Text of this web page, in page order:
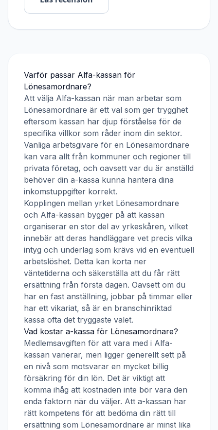
Varför passar Alfa-kassan för
Lönesamordnare?
Att välja Alfa-kassan när man arbetar som
Lönesamordnare är ett val som ger trygghet
eftersom kassan har djup förståelse för de
specifika villkor som råder inom din sektor.
Vanliga arbetsgivare för en Lönesamordnare
kan vara allt från kommuner och regioner till
privata företag, och oavsett var du är anställd
behöver din a-kassa kunna hantera dina
inkomstuppgifter korrekt.
Kopplingen mellan yrket Lönesamordnare
och Alfa-kassan bygger på att kassan
organiserar en stor del av yrkeskåren, vilket
innebär att deras handläggare vet precis vilka
intyg och underlag som krävs vid en eventuell
arbetslöshet. Detta kan korta ner
väntetiderna och säkerställa att du får rätt
ersättning från första dagen. Oavsett om du
har en fast anställning, jobbar på timmar eller
har ett vikariat, så är en branschinriktad
kassa ofta det tryggaste valet.
Vad kostar a-kassa för Lönesamordnare?
Medlemsavgiften för att vara med i Alfa-
kassan varierar, men ligger generellt sett på
en nivå som motsvarar en mycket billig
försäkring för din lön. Det är viktigt att
komma ihåg att kostnaden inte bör vara den
enda faktorn när du väljer. Att a-kassan har
rätt kompetens för att bedöma din rätt till
ersättning som Lönesamordnare är minst lika